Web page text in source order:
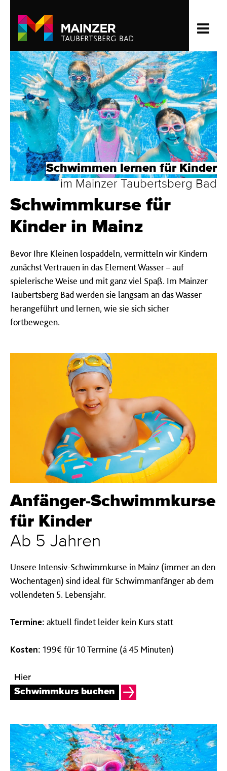
Schwimmen lernen für Kinder
im Mainzer Taubertsberg Bad
Schwimmkurse für
Kinder in Mainz
Bevor Ihre Kleinen lospaddeln, vermitteln wir Kindern
zunächst Vertrauen in das Element Wasser – auf
spielerische Weise und mit ganz viel Spaß. Im Mainzer
Taubertsberg Bad werden sie langsam an das Wasser
herangeführt und lernen, wie sie sich sicher
fortbewegen.
Anfänger-Schwimmkurse
für Kinder
Ab 5 Jahren
Unsere Intensiv-Schwimmkurse in Mainz (immer an den
Wochentagen) sind ideal für Schwimmanfänger ab dem
vollendeten 5. Lebensjahr.
Termine: aktuell findet leider kein Kurs statt
Kosten: 199€ für 10 Termine (á 45 Minuten)
Hier
Schwimmkurs buchen